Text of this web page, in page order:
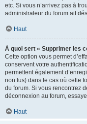
etc. Si vous n’arrivez pas à
administrateur du forum ait
Haut
À quoi sert « Supprimer les
Cette option vous permet
conservent votre
permettent également
non lus) dans le cas où cette
du forum. Si vous rencontrez
déconnexion au forum,
Haut